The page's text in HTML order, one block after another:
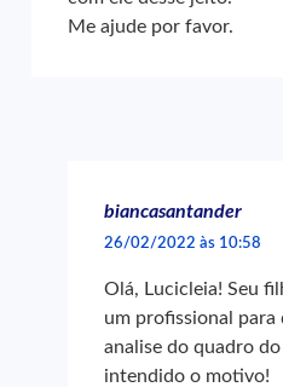
Me ajude por favor.
biancasantander
26/02/2022 às 10:58
Olá, Lucicleia! Seu
um profissional para
analise do quadro do
intendido o motivo!